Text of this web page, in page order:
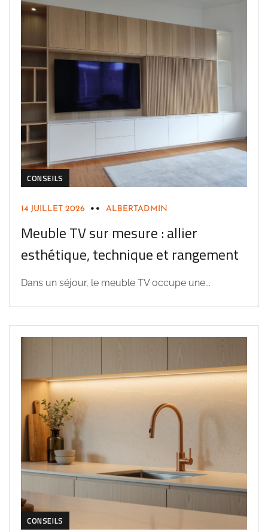
CONSEILS
14 JUILLET 2026 ALBERTADMIN
Meuble TV sur mesure : allier
esthétique, technique et rangement
Dans un séjour, le meuble TV occupe une...
CONSEILS